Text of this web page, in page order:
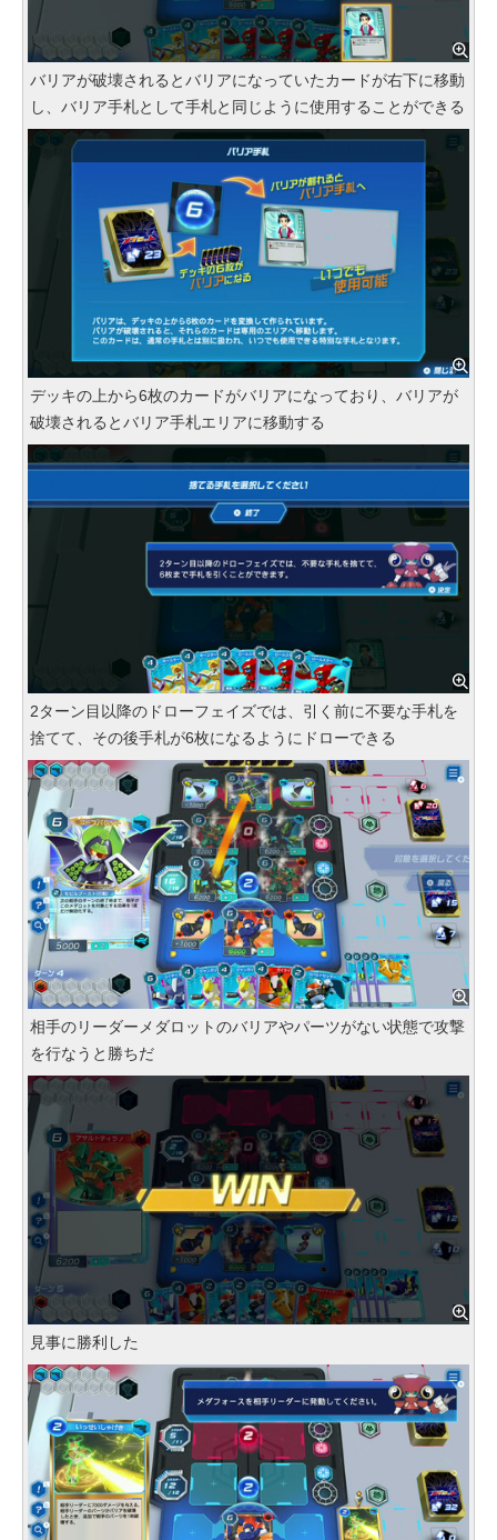
バリアが破壊されるとバリアになっていたカードが右下に移動
し、バリア手札として手札と同じように使用することができる
デッキの上から6枚のカードがバリアになっており、バリアが
破壊されるとバリア手札エリアに移動する
2ターン目以降のドローフェイズでは、引く前に不要な手札を
捨てて、その後手札が6枚になるようにドローできる
相手のリーダーメダロットのバリアやパーツがない状態で攻撃
を行なうと勝ちだ
見事に勝利した